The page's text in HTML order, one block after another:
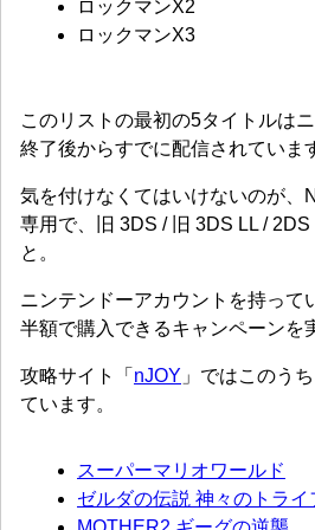
ロックマンX2
ロックマンX3
このリストの最初の5タイトルは
終了後からすでに配信されていま
気を付けなくてはいけないのが、
専用で、旧 3DS / 旧 3DS LL /
と。
ニンテンドーアカウントを持って
半額で購入できるキャンペーンを
攻略サイト「 nJOY 」ではこのう
ています。
スーパーマリオワールド
ゼルダの伝説 神々のトライ